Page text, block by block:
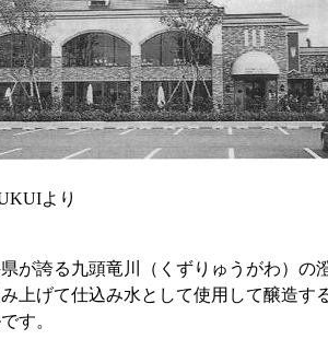
より
が誇る九頭竜川（くずりゅうがわ）の
上げて仕込み水として使用して醸造す
す。